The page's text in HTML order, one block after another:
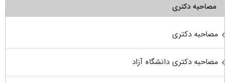
مصاحبه دکتری
مصاحبه دکتری
مصاحبه دکتری دانشگاه آزاد